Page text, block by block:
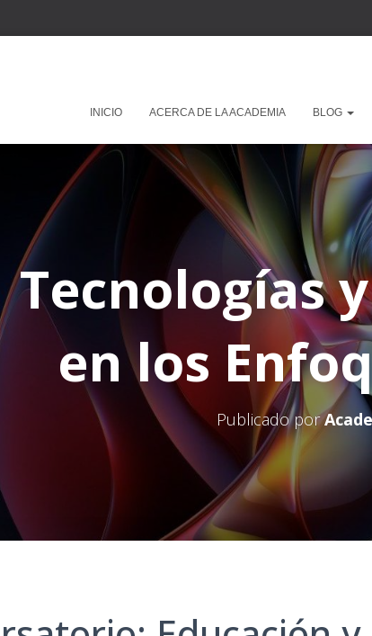
INICIO ACERCA DE LA ACADEMIA BLOG
Tecnologías
en los
Publicado por